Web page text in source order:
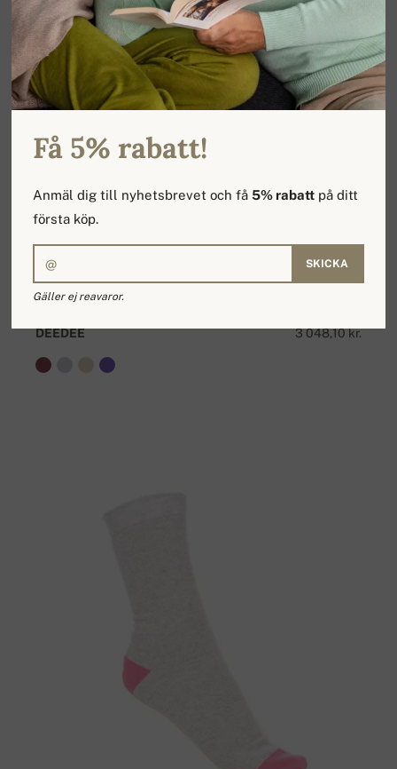
3 048,10 kr.
DEEDEE
Få 5% rabatt!
Anmäl dig till nyhetsbrevet och få5% rabatt på ditt
första köp.
SKICKA
Gäller ej reavaror.